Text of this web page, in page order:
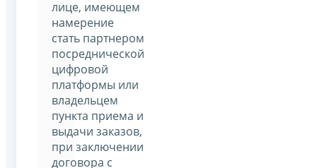
лице, имеющем
намерение
стать партнером
посреднической
цифровой
платформы или
владельцем
пункта приема и
выдачи заказов,
при заключении
договора с